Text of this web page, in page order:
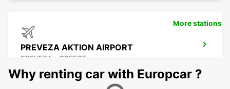
PREVEZA AKTION AIRPORT
PREVEZA - GREECE
More stations
Why renting car with Europcar ?